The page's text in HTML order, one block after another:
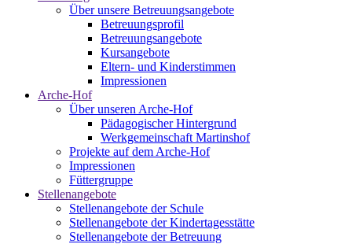
Über unsere Betreuungsangebote
Betreuungsprofil
Betreuungsangebote
Kursangebote
Eltern- und Kinderstimmen
Impressionen
Arche-Hof
Über unseren Arche-Hof
Pädagogischer Hintergrund
Werkgemeinschaft Martinshof
Projekte auf dem Arche-Hof
Impressionen
Füttergruppe
Stellenangebote
Stellenangebote der Schule
Stellenangebote der Kindertagesstätte
Stellenangebote der Betreuung